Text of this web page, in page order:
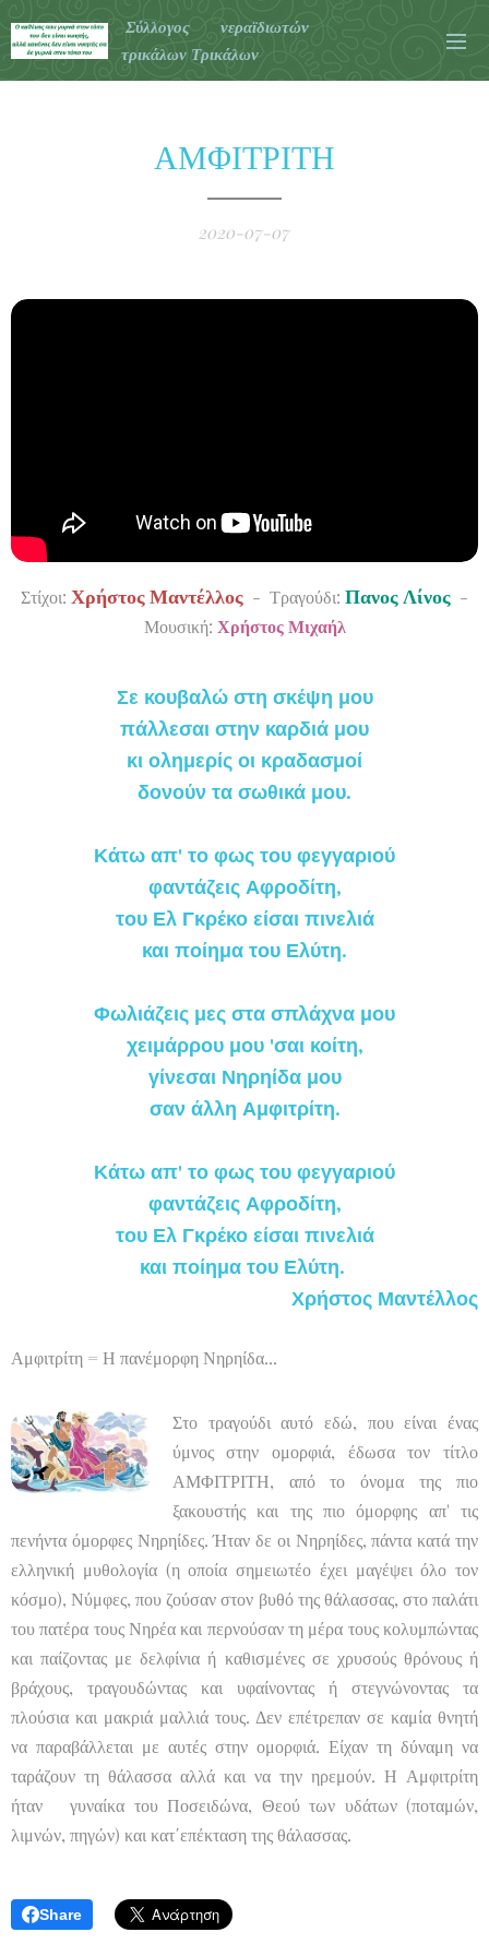
Σύλλογος νεραϊδιωτών
τρικάλων Τρικάλων
ΑΜΦΙΤΡΙΤΗ
2020-07-07
Στίχοι: Χρήστος Μαντέλλος - Τραγούδι: Πανος Λίνος -
Μουσική: Χρήστος Μιχαήλ
Σε κουβαλώ στη σκέψη μου
πάλλεσαι στην καρδιά μου
κι ολημερίς οι κραδασμοί
δονούν τα σωθικά μου.
Κάτω απ' το φως του φεγγαριού
φαντάζεις Αφροδίτη,
του Ελ Γκρέκο είσαι πινελιά
και ποίημα του Ελύτη.
Φωλιάζεις μες στα σπλάχνα μου
χειμάρρου μου 'σαι κοίτη,
γίνεσαι Νηρηίδα μου
σαν άλλη Αμφιτρίτη.
Κάτω απ' το φως του φεγγαριού
φαντάζεις Αφροδίτη,
του Ελ Γκρέκο είσαι πινελιά
και ποίημα του Ελύτη.
Χρήστος Μαντέλλος
Αμφιτρίτη = Η πανέμορφη Νηρηίδα...
Στο τραγούδι αυτό εδώ, που είναι ένας
ύμνος στην ομορφιά, έδωσα τον τίτλο
ΑΜΦΙΤΡΙΤΗ, από το όνομα της πιο
ξακουστής και της πιο όμορφης απ' τις
πενήντα όμορφες Νηρηίδες. Ήταν δε οι Νηρηίδες, πάντα κατά την
ελληνική μυθολογία (η οποία σημειωτέο έχει μαγέψει όλο τον
κόσμο), Νύμφες, που ζούσαν στον βυθό της θάλασσας, στο παλάτι
του πατέρα τους Νηρέα και περνούσαν τη μέρα τους κολυμπώντας
και παίζοντας με δελφίνια ή καθισμένες σε χρυσούς θρόνους ή
βράχους, τραγουδώντας και υφαίνοντας ή στεγνώνοντας τα
πλούσια και μακριά μαλλιά τους. Δεν επέτρεπαν σε καμία θνητή
να παραβάλλεται με αυτές στην ομορφιά. Είχαν τη δύναμη να
ταράζουν τη θάλασσα αλλά και να την ηρεμούν. Η Αμφιτρίτη
ήταν γυναίκα του Ποσειδώνα, Θεού των υδάτων (ποταμών,
λιμνών, πηγών) και κατ΄επέκταση της θάλασσας.
Share